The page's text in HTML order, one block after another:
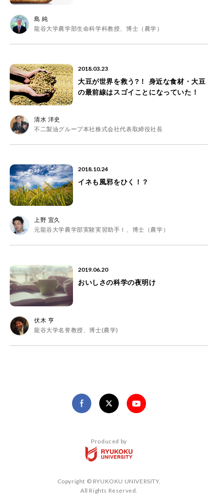
島 純
龍谷大学農学部生命科学科教授、博士（農学）
2018.03.23
大豆が世界を救う?！ 身近な食材・大豆
の最前線はスゴイことになっていた！
清水 洋史
不二製油グループ本社株式会社代表取締役社長
2018.10.24
イネも風邪をひく！？
上野 宜久
元龍谷大学農学部実験実習助手Ⅰ、博士（農学）
2019.06.20
おいしさの科学の夜明け
伏木 亨
龍谷大学名誉教授、博士(農学)
Produced by
Copyright © RYUKOKU UNIVERSITY.
All Rights Reserved.